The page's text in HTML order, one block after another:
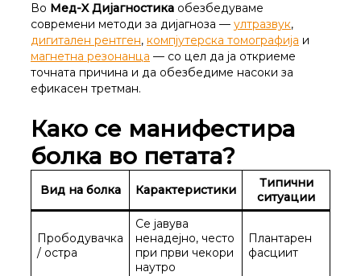
Во Мед-X Дијагностика обезбедуваме
современи методи за дијагноза — ултразвук,
дигитален рентген, компјутерска томографија и
магнетна резонанца — со цел да ја откриеме
точната причина и да обезбедиме насоки за
ефикасен третман.
Како се манифестира
болка во петата?
Вид на болка Карактеристики
Типични
ситуации
Прободувачка
/ остра
Се јавува
ненадејно, често
при први чекори
наутро
Плантарен
фасциит